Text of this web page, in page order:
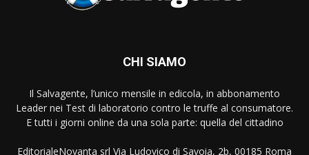
CHI SIAMO
Il Salvagente, l’unico mensile in edicola, in abbonamento
Leader nei Test di laboratorio contro le truffe al consumatore.
E tutti i giorni online da una sola parte: quella del cittadino
EditorialeNovanta srl Via Ludovico di Savoia, 2b, 00185 Roma